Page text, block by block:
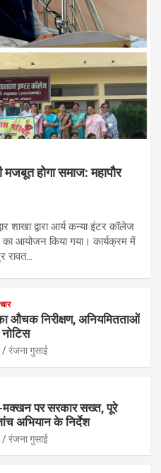
मजबूत होगा समाज: महापौर
शाखा द्वारा आर्य कन्या इंटर कॉलेज
का आयोजन किया गया। कार्यक्रम में
रावत…
औचक निरीक्षण, अनियमितताओं
रंजना गुसाई
मक्खन पर सरकार सख्त, पूरे
अभियान के निर्देश
रंजना गुसाई